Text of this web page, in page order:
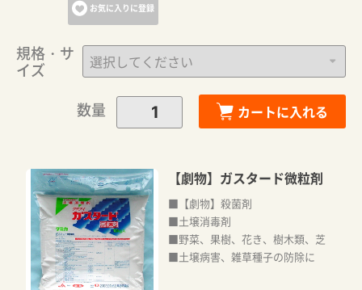
お気に入りに登録
規格・サ
イズ
数量
カートに入れる
【劇物】ガスタード微粒剤
■【劇物】殺菌剤
■土壌消毒剤
■野菜、果樹、花き、樹木類、芝
■土壌病害、雑草種子の防除に